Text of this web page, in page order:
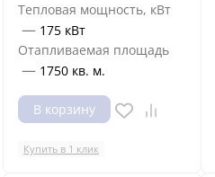
Тепловая мощность, кВт
— 175 кВт
Отапливаемая площадь
— 1750 кв. м.
В корзину
Купить в 1 клик